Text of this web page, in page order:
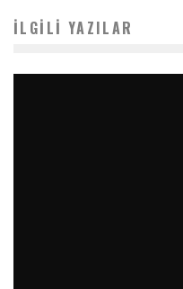
İLGILI YAZILAR